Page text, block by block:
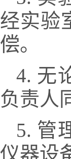
经实验
偿。
4. 无
负责人
5. 管
仪器设